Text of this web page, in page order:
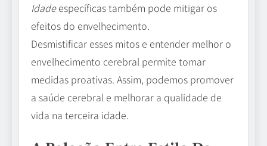
Idadeespecíficas também pode mitigar os
efeitos do envelhecimento.
Desmistificar esses mitos e entender melhor o
envelhecimento cerebral permite tomar
medidas proativas. Assim, podemos promover
a saúde cerebral e melhorar a qualidade de
vida na terceira idade.